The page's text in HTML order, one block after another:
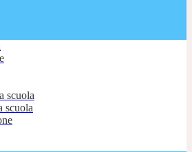
scuola
scuola